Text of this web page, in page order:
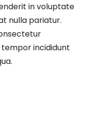
in voluptate
nulla pariatur.
tempor incididunt